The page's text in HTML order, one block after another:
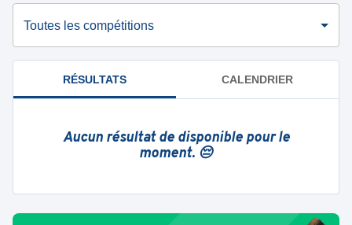
Toutes les compétitions
RÉSULTATS CALENDRIER
Aucun résultat de disponible pour le
moment. 😔